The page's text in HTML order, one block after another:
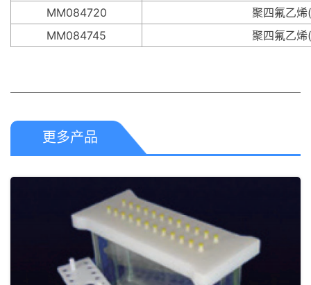
MM084720
聚四氟乙
MM084745
聚四氟乙
更多产品